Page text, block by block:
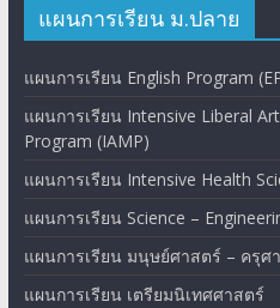
แผนการเรียน ม.ปลาย
แผนการเรียน English Program
แผนการเรียน Intensive Liberal
Program (IAMP)
แผนการเรียน Intensive Health
แผนการเรียน Science –
แผนการเรียน มนุษย์ศาสตร์ – ครุศ
แผนการเรียน เตรียมนิเทศศาสตร์